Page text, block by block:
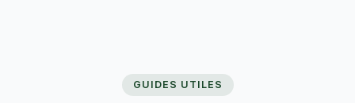
GUIDES UTILES